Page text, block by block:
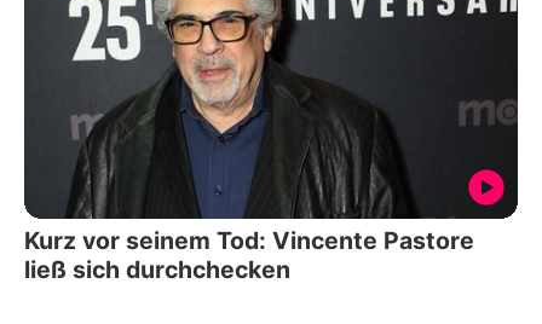
Kurz vor seinem Tod: Vincente Pastore
ließ sich durchchecken